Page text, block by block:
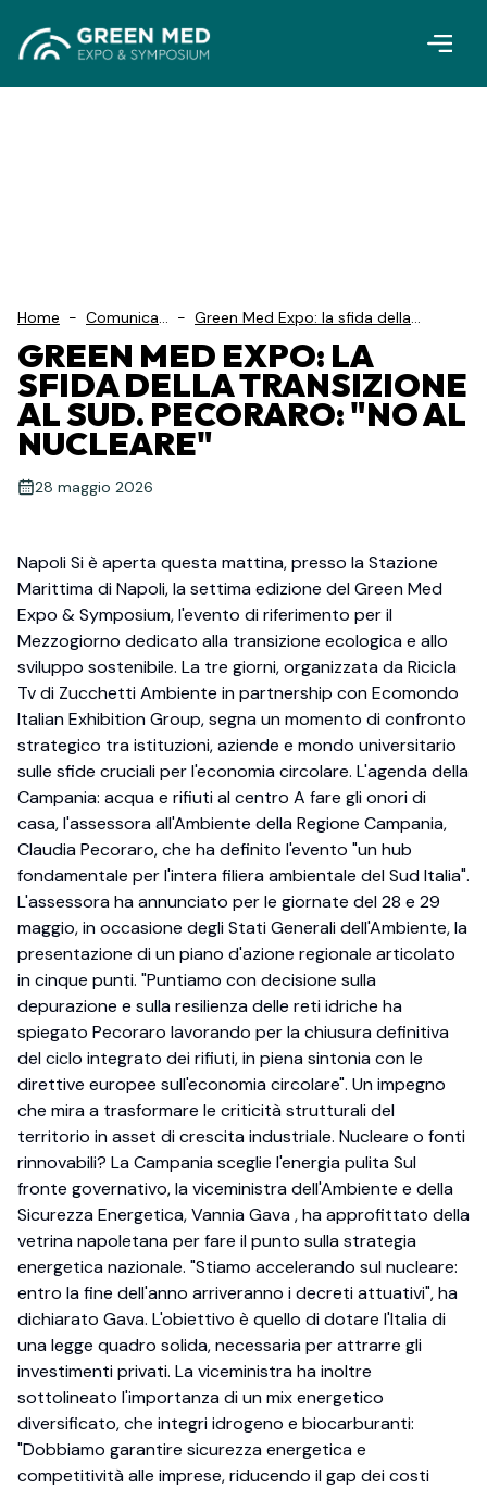
Home - Comunicati
- Green Med Expo: la sfida della
nucleare"
GREEN MED EXPO: LA
SFIDA DELLA TRANSIZIONE
AL SUD. PECORARO: "NO AL
NUCLEARE"
28 maggio 2026
Napoli Si è aperta questa mattina, presso la Stazione
Marittima di Napoli, la settima edizione del Green Med
Expo & Symposium, l'evento di riferimento per il
Mezzogiorno dedicato alla transizione ecologica e allo
sviluppo sostenibile. La tre giorni, organizzata da Ricicla
Tv di Zucchetti Ambiente in partnership con Ecomondo
Italian Exhibition Group, segna un momento di confronto
strategico tra istituzioni, aziende e mondo universitario
sulle sfide cruciali per l'economia circolare. L'agenda della
Campania: acqua e rifiuti al centro A fare gli onori di
casa, l'assessora all'Ambiente della Regione Campania,
Claudia Pecoraro, che ha definito l'evento "un hub
fondamentale per l'intera filiera ambientale del Sud Italia".
L'assessora ha annunciato per le giornate del 28 e 29
maggio, in occasione degli Stati Generali dell'Ambiente, la
presentazione di un piano d'azione regionale articolato
in cinque punti. "Puntiamo con decisione sulla
depurazione e sulla resilienza delle reti idriche ha
spiegato Pecoraro lavorando per la chiusura definitiva
del ciclo integrato dei rifiuti, in piena sintonia con le
direttive europee sull'economia circolare". Un impegno
che mira a trasformare le criticità strutturali del
territorio in asset di crescita industriale. Nucleare o fonti
rinnovabili? La Campania sceglie l'energia pulita Sul
fronte governativo, la viceministra dell'Ambiente e della
Sicurezza Energetica, Vannia Gava , ha approfittato della
vetrina napoletana per fare il punto sulla strategia
energetica nazionale. "Stiamo accelerando sul nucleare:
entro la fine dell'anno arriveranno i decreti attuativi", ha
dichiarato Gava. L'obiettivo è quello di dotare l'Italia di
una legge quadro solida, necessaria per attrarre gli
investimenti privati. La viceministra ha inoltre
sottolineato l'importanza di un mix energetico
diversificato, che integri idrogeno e biocarburanti:
"Dobbiamo garantire sicurezza energetica e
competitività alle imprese, riducendo il gap dei costi